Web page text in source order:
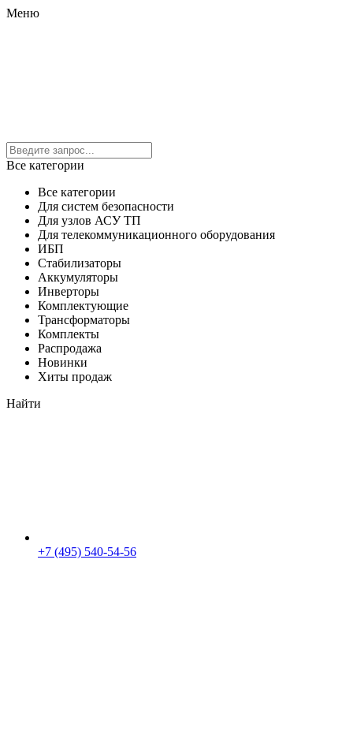
Меню
Все категории
Все категории
Для систем безопасности
Для узлов АСУ ТП
Для телекоммуникационного оборудования
ИБП
Стабилизаторы
Аккумуляторы
Инверторы
Комплектующие
Трансформаторы
Комплекты
Распродажа
Новинки
Хиты продаж
Найти
+7 (495) 540-54-56